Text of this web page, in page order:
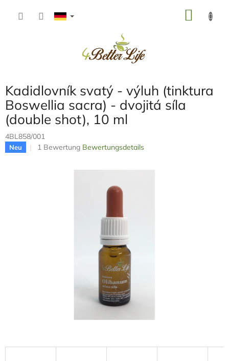
Kadidlovník svatý - výluh (tinktura
Boswellia sacra) - dvojitá síla
(double shot), 10 ml
4BL858/001
Neu
Die
1 Bewertung Bewertungsdetails